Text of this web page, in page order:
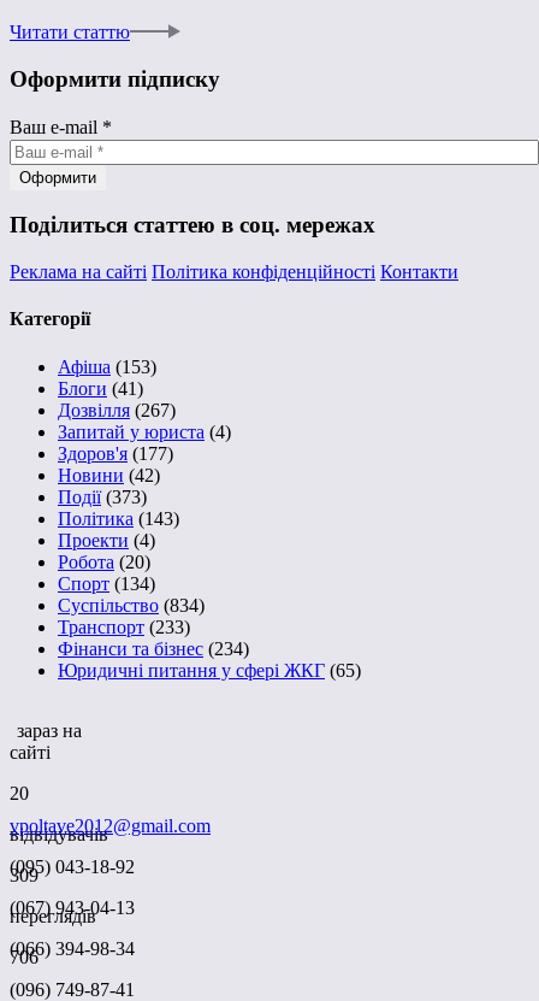
Читати статтю
Оформити підписку
Ваш e-mail *
Поділиться статтею в соц. мережах
Реклама на сайті Політика конфіденційності Контакти
Категорії
Афіша (153)
Блоги (41)
Дозвілля (267)
Запитай у юриста (4)
Здоров'я (177)
Новини (42)
Події(373)
Політика (143)
Проекти (4)
Робота (20)
Спорт (134)
Суспільство (834)
Транспорт (233)
Фінанси та бізнес (234)
Юридичні питання у сфері ЖКГ (65)
зараз на
сайті
20
відвідувачів
309
переглядів
706
vpoltave2012@gmail.com
(095) 043-18-92
(067) 943-04-13
(066) 394-98-34
(096) 749-87-41